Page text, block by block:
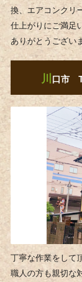
換、エアコンクリ
仕上がりにご満足
ありがとうござい
川 口市
丁寧な作業をして
職人の方も親切な